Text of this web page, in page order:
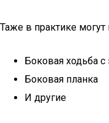
Таже в практике могут
Боковая ходьба с
Боковая планка
И другие